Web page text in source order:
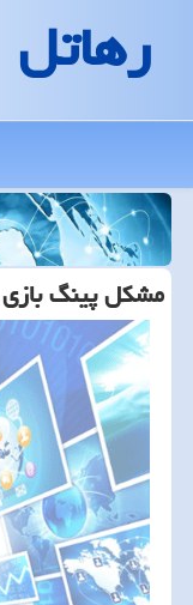
رهاتل
مشكل پینگ